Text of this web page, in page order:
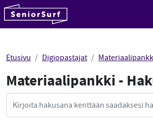
Hyppää sisältöön
Etusivu Digiopastajat
Materiaalipankki -
Haku